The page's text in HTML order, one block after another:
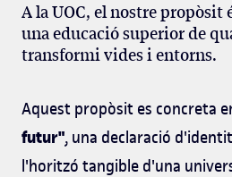
A la UOC, el nostre propòsit
una educació superior de
transformi vides i entorns.
Aquest propòsit es concreta
futur", una declaració
l'horitzó tangible d'una